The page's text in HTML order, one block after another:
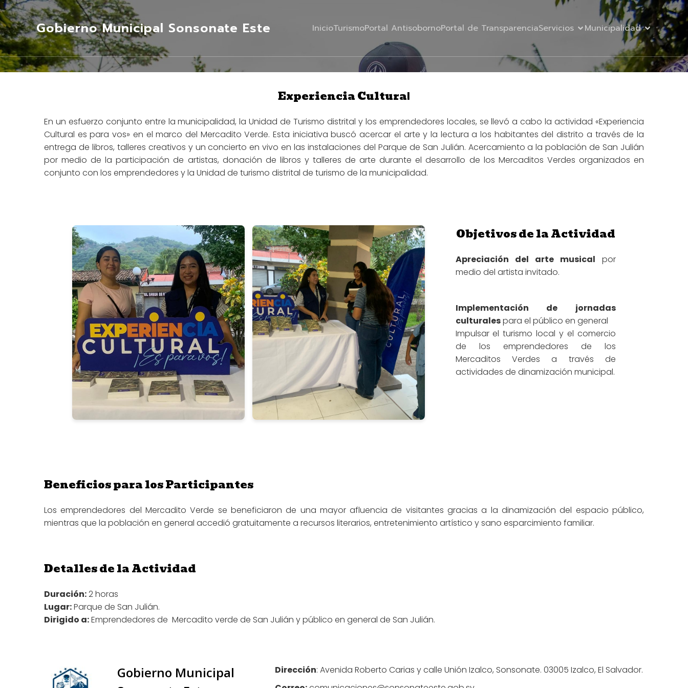
Gobierno Municipal Sonsonate Este InicioTurismoPortal AntisobornoPortal de TransparenciaServicios Municipalidad
Experiencia Cultural
En un esfuerzo conjunto entre la municipalidad, la Unidad de Turismo distrital y los emprendedores locales, se llevó a cabo la actividad «Experiencia
Cultural es para vos» en el marco del Mercadito Verde. Esta iniciativa buscó acercar el arte y la lectura a los habitantes del distrito a través de la
entrega de libros, talleres creativos y un concierto en vivo en las instalaciones del Parque de San Julián. Acercamiento a la población de San Julián
por medio de la participación de artistas, donación de libros y talleres de arte durante el desarrollo de los Mercaditos Verdes organizados en
conjunto con los emprendedores y la Unidad de turismo distrital de turismo de la municipalidad.
Objetivos de la Actividad
Apreciación del arte musical por
medio del artista invitado.
Implementación de jornadas
culturalespara el público en general
Impulsar el turismo local y el comercio
de los emprendedores de los
Mercaditos Verdes a través de
actividades de dinamización municipal.
Beneficios para los Participantes
Los emprendedores del Mercadito Verde se beneficiaron de una mayor afluencia de visitantes gracias a la dinamización del espacio público,
mientras que la población en general accedió gratuitamente a recursos literarios, entretenimiento artístico y sano esparcimiento familiar.
Detalles de la Actividad
Duración:2 horas
Lugar:Parque de San Julián.
Dirigido a:Emprendedores de Mercadito verde de San Julián y público en general de San Julián.
Gobierno Municipal
Dirección: Avenida Roberto Carias y calle Unión Izalco, Sonsonate. 03005 Izalco, El Salvador.